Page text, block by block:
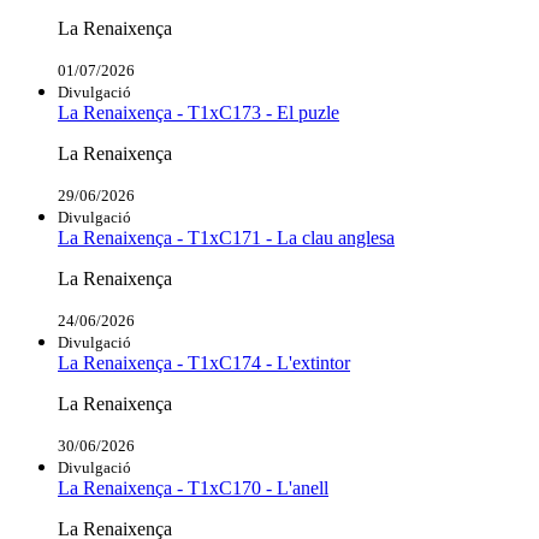
La Renaixença
01/07/2026
Divulgació
La Renaixença - T1xC173 - El puzle
La Renaixença
29/06/2026
Divulgació
La Renaixença - T1xC171 - La clau anglesa
La Renaixença
24/06/2026
Divulgació
La Renaixença - T1xC174 - L'extintor
La Renaixença
30/06/2026
Divulgació
La Renaixença - T1xC170 - L'anell
La Renaixença